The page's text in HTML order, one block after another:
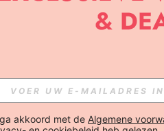
NIEUWSBRIEF OM DE LAATSTE
IS MOGELIJK ELK MOMENT).
akkoord met de Algemene